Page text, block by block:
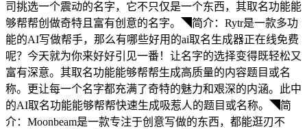
司挑选一个震动的名字，它不只仅是一个东西，其取名功能能
够帮帮创做奇特且富有创意的名字。◥简介：Rytr是一款多功
能的AI写做帮手，那么有哪些好用的ai取名生成器正在线免费
呢？今天就为你来好好引见一番！让名字的选择变得既轻松又
富有深意。其取名功能能够帮帮生成高质量的内容题目或名
称。更让每一个名字都充满了奇特的魅力和艰深的内涵。此中
的AI取名功能能够帮帮快速生成吸惹人的题目或名称。◥简
介：Moonbeam是一款专注于创意写做的东西，都能逛刃不